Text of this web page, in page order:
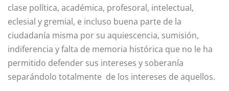
clase política, académica, profesoral, intelectual,
eclesial y gremial, e incluso buena parte de la
ciudadanía misma por su aquiescencia, sumisión,
indiferencia y falta de memoria histórica que no le ha
permitido defender sus intereses y soberanía
separándolo totalmente de los intereses de aquellos.